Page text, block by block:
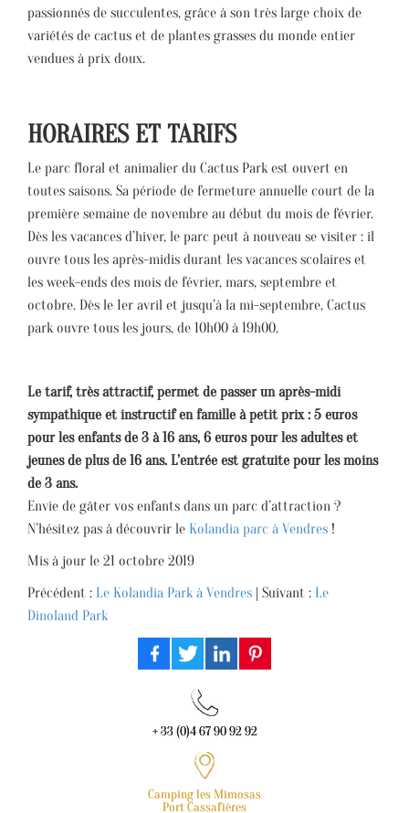
passionnés de succulentes, grâce à son très large choix de
variétés de cactus et de plantes grasses du monde entier
vendues à prix doux.
HORAIRES ET TARIFS
Le parc floral et animalier du Cactus Park est ouvert en
toutes saisons. Sa période de fermeture annuelle court de la
première semaine de novembre au début du mois de février.
Dès les vacances d’hiver, le parc peut à nouveau se visiter : il
ouvre tous les après-midis durant les vacances scolaires et
les week-ends des mois de février, mars, septembre et
octobre. Dès le 1er avril et jusqu’à la mi-septembre, Cactus
park ouvre tous les jours, de 10h00 à 19h00.
Le tarif, très attractif, permet de passer un après-midi
sympathique et instructif en famille à petit prix : 5 euros
pour les enfants de 3 à 16 ans, 6 euros pour les adultes et
jeunes de plus de 16 ans. L’entrée est gratuite pour les moins
de 3 ans.
Envie de gâter vos enfants dans un parc d’attraction ?
N’hésitez pas à découvrir le Kolandia parc à Vendres !
Mis à jour le 21 octobre 2019
Précédent : Le Kolandia Park à Vendres | Suivant : Le
Dinoland Park
+ 33 (0)4 67 90 92 92
Camping les Mimosas
Port Cassafières